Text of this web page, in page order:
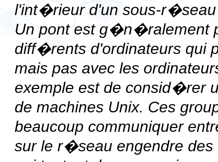
l'int�rieur d'un sous-
Un pont est g�n�ralement
diff�rents d'ordinateurs qui
mais pas avec les
exemple est de consid�rer
de machines Unix. Ces
beaucoup communiquer
sur le r�seau engendre des